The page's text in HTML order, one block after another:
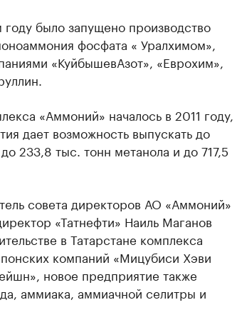
было запущено производство
фосфата « Уралхимом»,
«КуйбышевАзот», «Еврохим»,
«Аммоний» началось в 2011 году,
дает возможность выпускать до
233,8 тыс. тонн метанола и до 717,5
совета директоров АО «Аммоний»
«​Татнефти» Наиль Маганов
в Татарстане комплекса
компаний «Мицубиси Хэви
новое предприятие также
аммиака, аммиачной селитры и